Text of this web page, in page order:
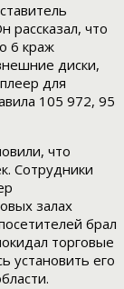
рассказал, что
6 краж
диски,
для
105 972, 95
что
Сотрудники
залах
брал
торговые
установить его